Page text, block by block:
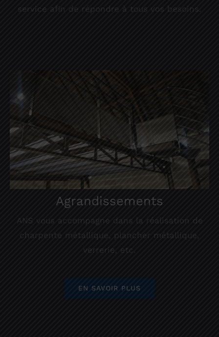
service afin de répondre à tous vos besoins.
Agrandissements
ANS vous accompagne dans la réalisation de
charpente métallique, plancher métallique,
verrerie, etc.
EN SAVOIR PLUS